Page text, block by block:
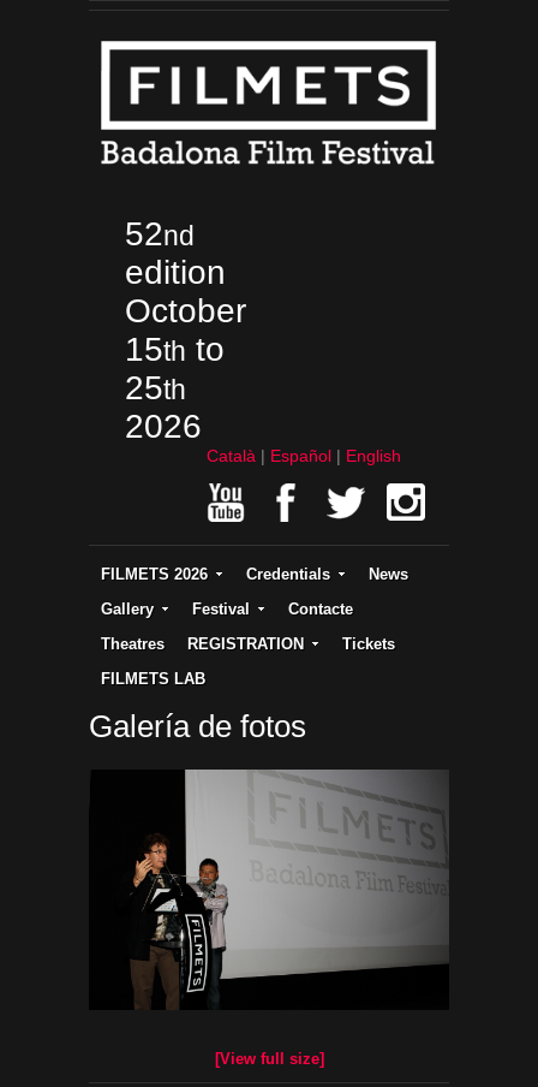
52nd
edition
October
15th to
25th
2026
Català Español English
FILMETS 2026 Credentials
News
Gallery
Festival
Contacte
Theatres
REGISTRATION
Tickets
FILMETS LAB
Galería de fotos
[View full size]